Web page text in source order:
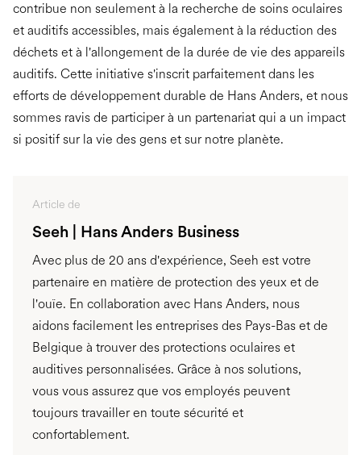
contribue non seulement à la recherche de soins oculaires
et auditifs accessibles, mais également à la réduction des
déchets et à l'allongement de la durée de vie des appareils
auditifs. Cette initiative s'inscrit parfaitement dans les
efforts de développement durable de Hans Anders, et nous
sommes ravis de participer à un partenariat qui a un impact
si positif sur la vie des gens et sur notre planète.
Article de
Seeh | Hans Anders Business
Avec plus de 20 ans d'expérience, Seeh est votre
partenaire en matière de protection des yeux et de
l'ouïe. En collaboration avec Hans Anders, nous
aidons facilement les entreprises des Pays-Bas et de
Belgique à trouver des protections oculaires et
auditives personnalisées. Grâce à nos solutions,
vous vous assurez que vos employés peuvent
toujours travailler en toute sécurité et
confortablement.